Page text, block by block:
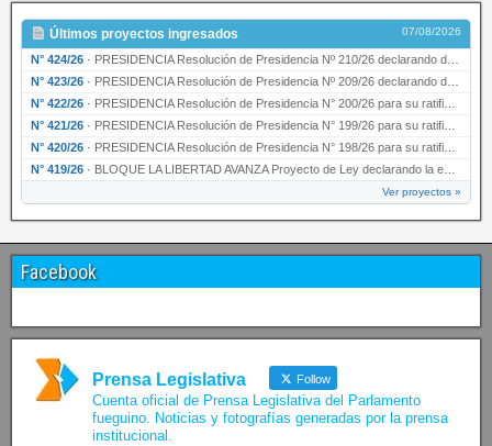
Últimos proyectos ingresados 07/08/2026
N° 424/26 · PRESIDENCIA Resolución de Presidencia Nº 210/26 declarando de interés provincial el proyec…
N° 423/26 · PRESIDENCIA Resolución de Presidencia Nº 209/26 declarando de interés provincial la presen…
N° 422/26 · PRESIDENCIA Resolución de Presidencia N° 200/26 para su ratificación.
N° 421/26 · PRESIDENCIA Resolución de Presidencia N° 199/26 para su ratificación.
N° 420/26 · PRESIDENCIA Resolución de Presidencia N° 198/26 para su ratificación.
N° 419/26 · BLOQUE LA LIBERTAD AVANZA Proyecto de Ley declarando la esencialidad del servicio educativ…
Ver proyectos »
Facebook
Prensa Legislativa Follow
Cuenta oficial de Prensa Legislativa del Parlamento
fueguino. Noticias y fotografías generadas por la prensa
institucional.